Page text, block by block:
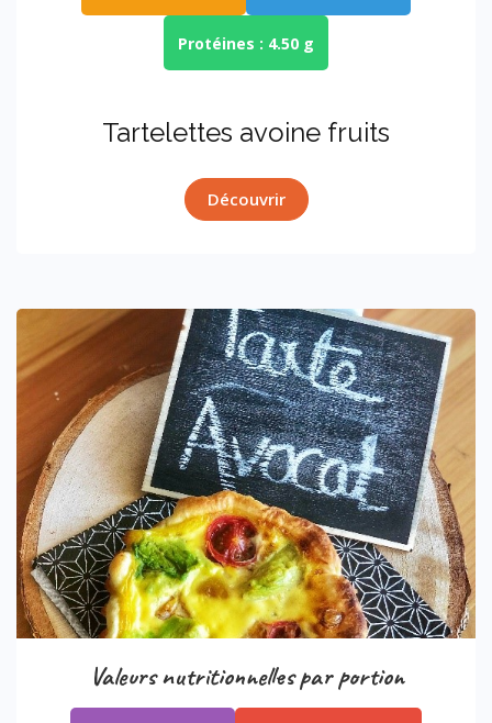
Protéines : 4.50 g
Tartelettes avoine fruits
Découvrir
Valeurs nutritionnelles par portion